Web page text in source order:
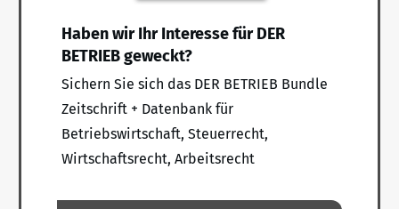
Haben wir Ihr Interesse für DER
BETRIEB geweckt?
Sichern Sie sich das DER BETRIEB Bundle
Zeitschrift + Datenbank für
Betriebswirtschaft, Steuerrecht,
Wirtschaftsrecht, Arbeitsrecht